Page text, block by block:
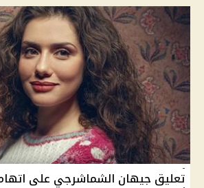
تعليق جيهان الشماشرجي على